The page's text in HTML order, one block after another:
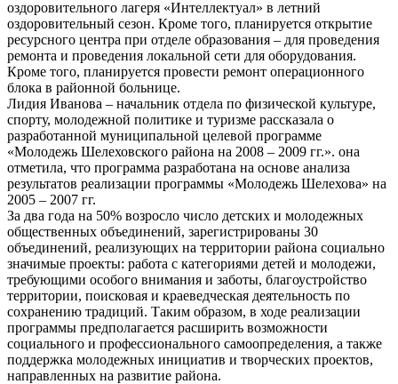
оздоровительного лагеря «Интеллектуал» в летний
оздоровительный сезон. Кроме того, планируется открытие
ресурсного центра при отделе образования – для проведения
ремонта и проведения локальной сети для оборудования.
Кроме того, планируется провести ремонт операционного
блока в районной больнице.
Лидия Иванова – начальник отдела по физической культуре,
спорту, молодежной политике и туризме рассказала о
разработанной муниципальной целевой программе
«Молодежь Шелеховского района на 2008 – 2009 гг.». она
отметила, что программа разработана на основе анализа
результатов реализации программы «Молодежь Шелехова» на
2005 – 2007 гг.
За два года на 50% возросло число детских и молодежных
общественных объединений, зарегистрированы 30
объединений, реализующих на территории района социально
значимые проекты: работа с категориями детей и молодежи,
требующими особого внимания и заботы, благоустройство
территории, поисковая и краеведческая деятельность по
сохранению традиций. Таким образом, в ходе реализации
программы предполагается расширить возможности
социального и профессионального самоопределения, а также
поддержка молодежных инициатив и творческих проектов,
направленных на развитие района.